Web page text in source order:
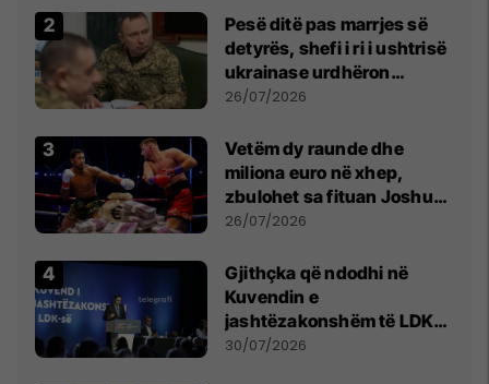
Pesë ditë pas marrjes së
detyrës, shefi i ri i ushtrisë
ukrainase urdhëron
kontroll të madh
26/07/2026
Vetëm dy raunde dhe
miliona euro në xhep,
zbulohet sa fituan Joshua
e Prenga
26/07/2026
Gjithçka që ndodhi në
Kuvendin e
jashtëzakonshëm të LDK-
së
30/07/2026